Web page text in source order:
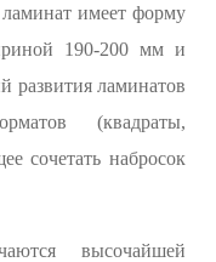
имеет форму
190-200 мм и
ламинатов
(квадраты,
сочетать набросок
высочайшей